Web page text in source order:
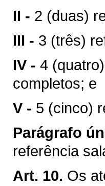
II - 2 (duas)
III - 3 (três)
IV - 4
completos; e
V - 5 (cinco)
Parágrafo
referência
Art. 10. Os